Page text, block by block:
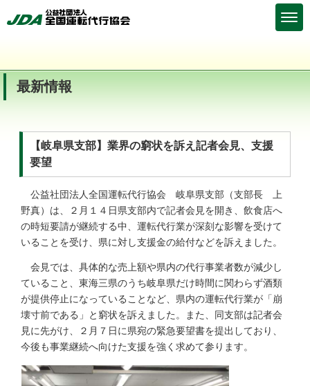
最新情報
【岐阜県支部】業界の窮状を訴え記者会見、支援
要望
公益社団法人全国運転代行協会 岐阜県支部（支部長 上
野真）は、２月１４日県支部内で記者会見を開き、飲食店へ
の時短要請が継続する中、運転代行業が深刻な影響を受けて
いることを受け、県に対し支援金の給付などを訴えました。
会見では、具体的な売上額や県内の代行事業者数が減少し
ていること、東海三県のうち岐阜県だけ時間に関わらず酒類
が提供停止になっていることなど、県内の運転代行業が「崩
壊寸前である」と窮状を訴えました。また、同支部は記者会
見に先がけ、２月７日に県宛の緊急要望書を提出しており、
今後も事業継続へ向けた支援を強く求めて参ります。